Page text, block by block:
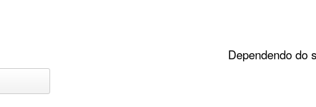
Dependendo do